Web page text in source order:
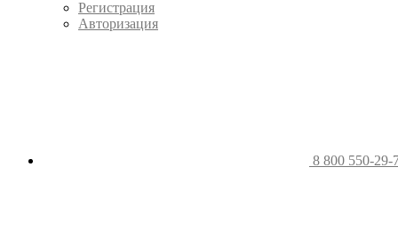
Регистрация
Авторизация
8 800 550-29-